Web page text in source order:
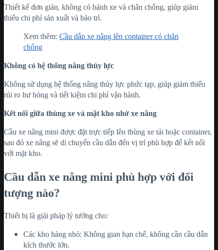
Thiết kế đơn giản, không có bánh xe và chân chống, giúp giảm
thiểu chi phí sản xuất và bảo trì.
Xem thêm: Cầu dẫn xe nâng lên container có chân
chống
Không có hệ thống nâng thủy lực
Không sử dụng hệ thống nâng thủy lực phức tạp, giúp giảm thiểu
rủi ro hư hỏng và tiết kiệm chi phí vận hành.
Kết nối giữa thùng xe và mặt kho nhờ xe nâng
Cầu xe nâng mini được đặt trực tiếp lên thùng xe tải hoặc container,
sau đó xe nâng sẽ di chuyển cầu dẫn đến vị trí phù hợp để kết nối
với mặt kho.
Cầu dẫn xe nâng mini phù hợp với đối
tượng nào?
Thiết bị là giải pháp lý tưởng cho:
Các kho hàng nhỏ: Không gian hạn chế, không cần cầu dẫn
kích thước lớn.